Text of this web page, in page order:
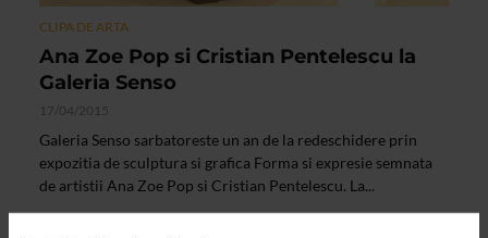
CLIPA DE ARTA
Ana Zoe Pop si Cristian Pentelescu la
Galeria Senso
17/04/2015
Galeria Senso sarbatoreste un an de la redeschidere prin
expozitia de sculptura si grafica Forma si expresie semnata
de artistii Ana Zoe Pop si Cristian Pentelescu. La...